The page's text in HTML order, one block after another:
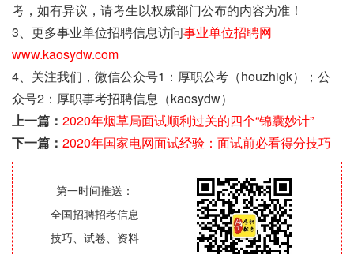
考，如有异议，请考生以权威部门公布的内容为准！
3、更多事业单位招聘信息访问事业单位招聘网
www.kaosydw.com
4、关注我们，微信公众号1：厚职公考（houzhigk）；公
众号2：厚职事考招聘信息（kaosydw）
上一篇： 2020年烟草局面试顺利过关的四个“锦囊妙计”
下一篇： 2020年国家电网面试经验：面试前必看得分技巧
第一时间推送：
全国招聘招考信息
技巧、试卷、资料